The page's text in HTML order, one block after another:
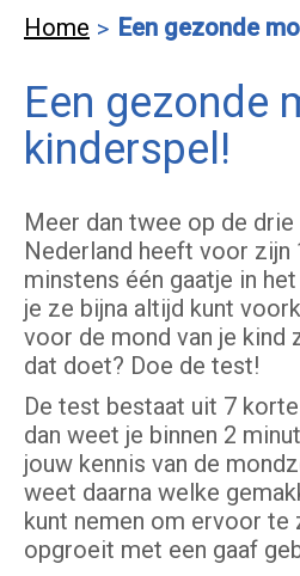
Home Een gezonde
Een gezonde
kinderspel!
Meer dan twee op de drie
Nederland heeft voor zijn
minstens één gaatje in
je ze bijna altijd kunt
voor de mond van je kind
dat doet? Doe de test!
De test bestaat uit 7
dan weet je binnen 2
jouw kennis van de
weet daarna welke
kunt nemen om ervoor te
opgroeit met een gaaf